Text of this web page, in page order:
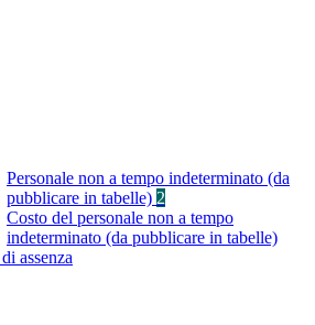
Personale non a tempo indeterminato (da
pubblicare in tabelle) 2
Costo del personale non a tempo
indeterminato (da pubblicare in tabelle)
assenza